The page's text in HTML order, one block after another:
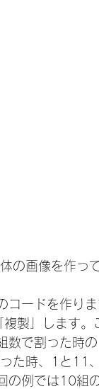
の画像を作っ
コードを作りま
製」します。
数で割った時
た時、1と11
の例では10組